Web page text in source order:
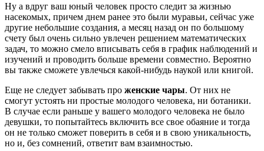
Ну а вдруг ваш юный человек просто следит за жизнью
насекомых, причем днем ранее это были муравьи, сейчас уже
другие небольшие создания, а месяц назад он по большому
счету был очень сильно увлечен решением математических
задач, то можно смело вписывать себя в график наблюдений и
изучений и проводить больше времени совместно. Вероятно
вы также сможете увлечься какой-нибудь наукой или книгой.
Еще не следует забывать про женские чары. От них не
смогут устоять ни простые молодого человека, ни ботаники.
В случае если раньше у вашего молодого человека не было
девушки, то попытайтесь включить все свое обаяние и тогда
он не только сможет поверить в себя и в свою уникальность,
но и, без сомнений, ответит вам взаимностью.